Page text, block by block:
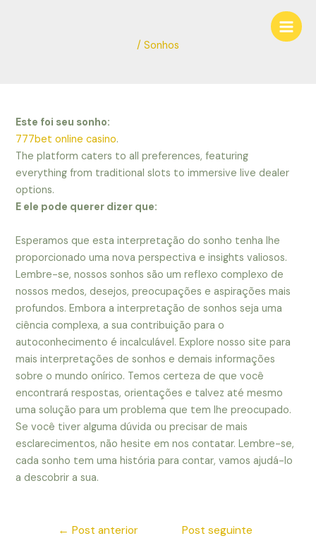
Main
/ Sonhos
Este foi seu sonho:
777bet online casino.
The platform caters to all preferences, featuring
everything from traditional slots to immersive live dealer
options.
E ele pode querer dizer que:
Esperamos que esta interpretação do sonho tenha lhe
proporcionado uma nova perspectiva e insights valiosos.
Lembre-se, nossos sonhos são um reflexo complexo de
nossos medos, desejos, preocupações e aspirações mais
profundos. Embora a interpretação de sonhos seja uma
ciência complexa, a sua contribuição para o
autoconhecimento é incalculável. Explore nosso site para
mais interpretações de sonhos e demais informações
sobre o mundo onírico. Temos certeza de que você
encontrará respostas, orientações e talvez até mesmo
uma solução para um problema que tem lhe preocupado.
Se você tiver alguma dúvida ou precisar de mais
esclarecimentos, não hesite em nos contatar. Lembre-se,
cada sonho tem uma história para contar, vamos ajudá-lo
a descobrir a sua.
← Post anterior
Post seguinte